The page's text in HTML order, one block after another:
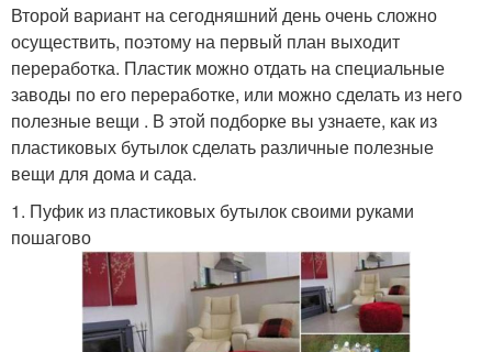
Второй вариант на сегодняшний день очень сложно
осуществить, поэтому на первый план выходит
переработка. Пластик можно отдать на специальные
заводы по его переработке, или можно сделать из него
полезные вещи . В этой подборке вы узнаете, как из
пластиковых бутылок сделать различные полезные
вещи для дома и сада.
1. Пуфик из пластиковых бутылок своими руками
пошагово